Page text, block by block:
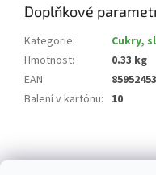
Doplňkové
Kategorie:
Cukry,
Hmotnost:
0.33 kg
EAN:
Balení v kartónu: 10
á